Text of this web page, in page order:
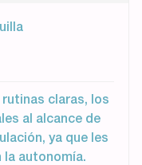
claras, los
al alcance de
ya que les
la autonomía.